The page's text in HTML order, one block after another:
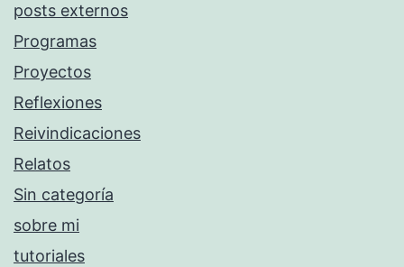
posts externos
Programas
Proyectos
Reflexiones
Reivindicaciones
Relatos
Sin categoría
sobre mi
tutoriales